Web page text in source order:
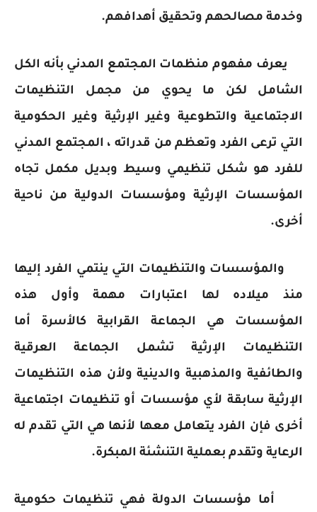
وخدمة مصالحهم وتحقيق أهدافهم.
يعرف مفهوم منظمات المجتمع المدني بأنه الكل
الشامل لكن ما يحوي من مجمل التنظيمات
الاجتماعية والتطوعية وغير الإرثية وغير الحكومية
التي ترعى الفرد وتعظم من قدراته ، المجتمع المدني
للفرد هو شكل تنظيمي وسيط وبديل مكمل تجاه
المؤسسات الإرثية ومؤسسات الدولية من ناحية
أخرى.
والمؤسسات والتنظيمات التي ينتمي الفرد إليها
منذ ميلاده لها اعتبارات مهمة وأول هذه
المؤسسات هي الجماعة القرابية كالأسرة أما
التنظيمات الإرثية تشمل الجماعة العرقية
والطائفية والمذهبية والدينية ولأن هذه التنظيمات
الإرثية سابقة لأي مؤسسات أو تنظيمات اجتماعية
أخرى فإن الفرد يتعامل معها لأنها هي التي تقدم له
الرعاية وتقدم بعملية التنشئة المبكرة.
أما مؤسسات الدولة فهي تنظيمات حكومية